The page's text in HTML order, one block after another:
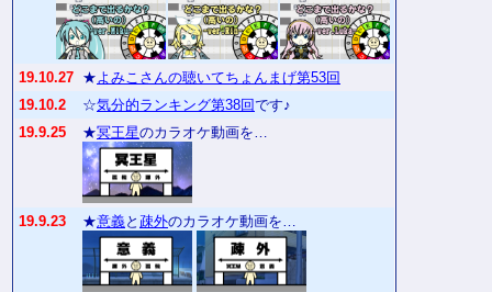
19.10.27 ★よみこさんの聴いてちょんまげ第53回
19.10.2
☆気分的ランキング第38回です♪
19.9.25
★冥王星のカラオケ動画を…
19.9.23 ★意義と 疎外のカラオケ動画を…